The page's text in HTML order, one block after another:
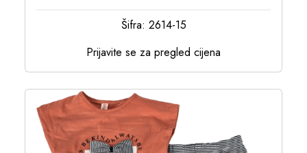
Šifra: 2614-15
Prijavite se za pregled cijena